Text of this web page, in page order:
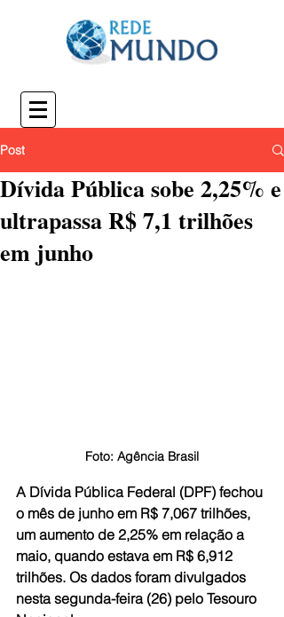
Post
Dívida Pública sobe 2,25% e
ultrapassa R$ 7,1 trilhões
em junho
Foto: Agência Brasil
A Dívida Pública Federal (DPF) fechou
o mês de junho em R$ 7,067 trilhões,
um aumento de 2,25% em relação a
maio, quando estava em R$ 6,912
trilhões. Os dados foram divulgados
nesta segunda-feira (26) pelo Tesouro